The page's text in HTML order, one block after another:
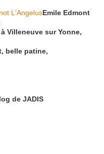
Emile Edmont
Villeneuve sur Yonne,
belle patine,
de JADIS